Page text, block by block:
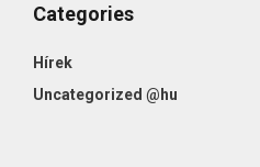
Categories
Hírek
Uncategorized @hu